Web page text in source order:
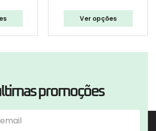
Ver opções
promoções